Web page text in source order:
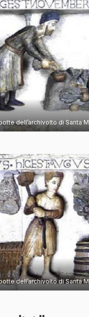
dell’archivolto di Santa
dell’archivolto di Santa